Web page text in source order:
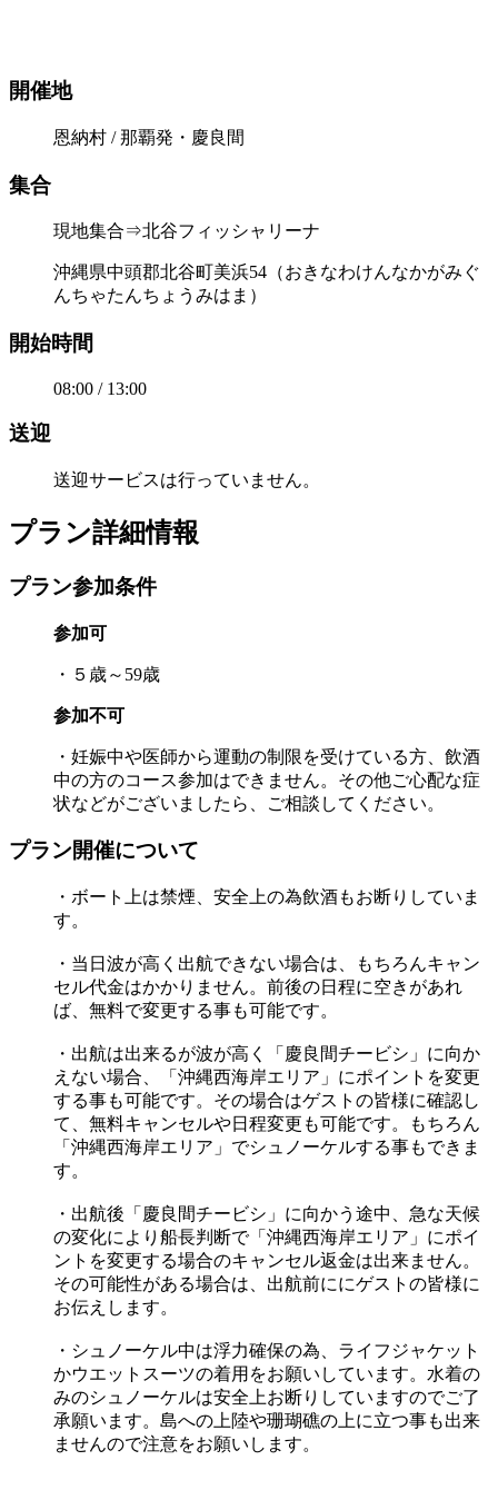
開催地
恩納村 / 那覇発・慶良間
集合
現地集合⇒北谷フィッシャリーナ
沖縄県中頭郡北谷町美浜54（おきなわけんなかがみぐ
んちゃたんちょうみはま）
開始時間
08:00 / 13:00
送迎
送迎サービスは行っていません。
プラン詳細情報
プラン参加条件
参加可
・５歳～59歳
参加不可
・妊娠中や医師から運動の制限を受けている方、飲酒
中の方のコース参加はできません。その他ご心配な症
状などがございましたら、ご相談してください。
プラン開催について
・ボート上は禁煙、安全上の為飲酒もお断りしていま
す。
・当日波が高く出航できない場合は、もちろんキャン
セル代金はかかりません。前後の日程に空きがあれ
ば、無料で変更する事も可能です。
・出航は出来るが波が高く「慶良間チービシ」に向か
えない場合、「沖縄西海岸エリア」にポイントを変更
する事も可能です。その場合はゲストの皆様に確認し
て、無料キャンセルや日程変更も可能です。もちろん
「沖縄西海岸エリア」でシュノーケルする事もできま
す。
・出航後「慶良間チービシ」に向かう途中、急な天候
の変化により船長判断で「沖縄西海岸エリア」にポイ
ントを変更する場合のキャンセル返金は出来ません。
その可能性がある場合は、出航前ににゲストの皆様に
お伝えします。
・シュノーケル中は浮力確保の為、ライフジャケット
かウエットスーツの着用をお願いしています。水着の
みのシュノーケルは安全上お断りしていますのでご了
承願います。島への上陸や珊瑚礁の上に立つ事も出来
ませんので注意をお願いします。